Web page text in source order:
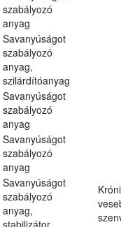
szabályozó
anyag
Savanyúságot
szabályozó
anyag,
szilárdítóanyag
Savanyúságot
szabályozó
anyag
Savanyúságot
szabályozó
anyag
Savanyúságot
szabályozó
anyag,
stabilizátor,